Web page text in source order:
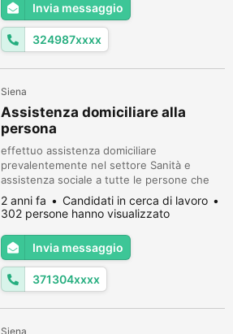
Invia messaggio
324987xxxx
Siena
Assistenza domiciliare alla
persona
effettuo assistenza domiciliare
prevalentemente nel settore Sanità e
assistenza sociale a tutte le persone che
ne hanno bisogno. regolare partita iva.
3713041947 catalogo su whatsap offro
servizi solo a Siena disponibile anche le
notti. mi propongo anche per altri lavori
purché dignitosi e pagati celermente. (no
fuffe) non sono alle prime esperienze
garantis...
2 anni fa
Candidati in cerca di lavoro
302 persone hanno visualizzato
Invia messaggio
371304xxxx
Siena